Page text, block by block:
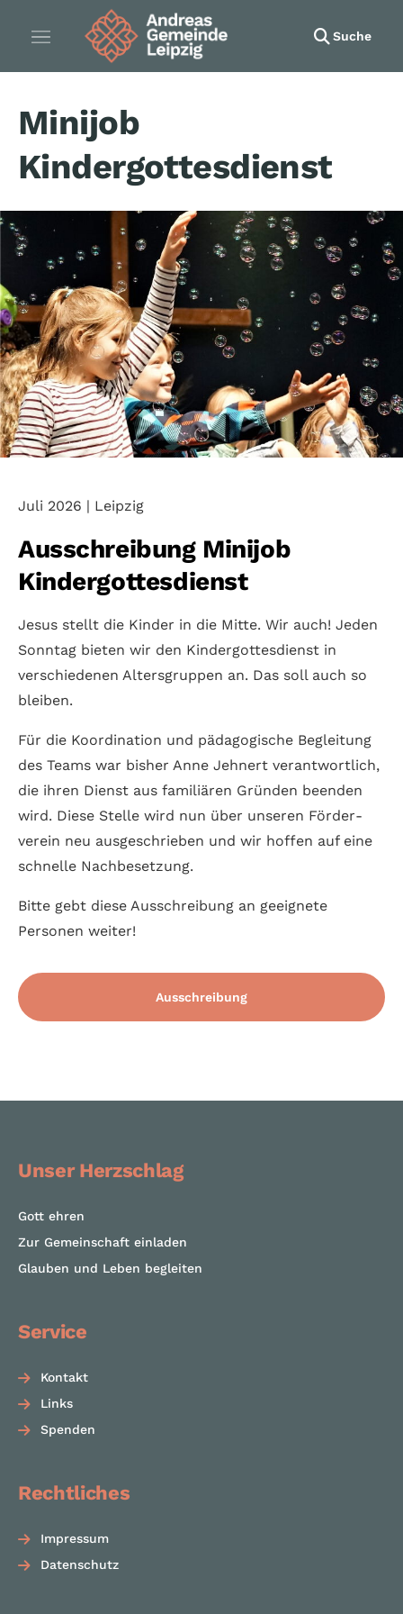
Suche
Minijob
Kindergottesdienst
Juli 2026 | Leipzig
Ausschreibung Minijob
Kindergottesdienst
Jesus stellt die Kinder in die Mitte. Wir auch! Jeden
Sonn­tag bieten wir den Kinder­gottes­dienst in
verschie­de­nen Alters­gruppen an. Das soll auch so
bleiben.
Für die Koor­dination und päda­go­gische Begleitung
des Teams war bisher Anne Jehnert verant­wortlich,
die ihren Dienst aus fami­liären Gründen been­den
wird. Diese Stelle wird nun über unse­ren Förder­
verein neu ausge­schrieben und wir hoffen auf eine
schnelle Nach­be­setzung.
Bitte gebt diese Aus­schrei­bung an geeig­nete
Personen weiter!
Ausschreibung
Unser Herzschlag
Gott ehren
Zur Gemeinschaft einladen
Glauben und Leben begleiten
Service
Kontakt
Links
Spenden
Rechtliches
Impressum
Datenschutz